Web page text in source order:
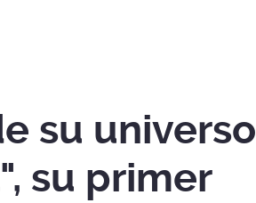
su universo
su primer